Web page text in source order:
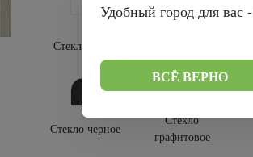
Стекло белое
Стекло черное
Стекло
графитовое
Удобный город для вас -
ВСЁ ВЕРНО